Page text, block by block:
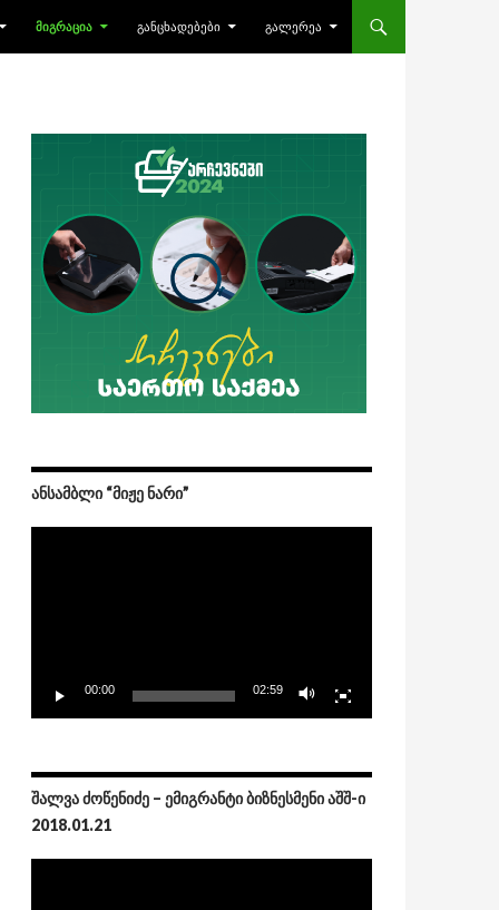
ᲛᲘᲒᲠᲐᲪᲘᲐ ᲒᲐᲜᲪᲮᲐᲓᲔᲑᲔᲑᲘ ᲒᲐᲚᲔᲠᲔᲐ
ᲐᲜᲡᲐᲛᲑᲚᲘ “ᲛᲘᲟᲔ ᲜᲐᲠᲘ”
00:00 02:59
ᲨᲐᲚᲕᲐ ᲫᲝᲬᲔᲜᲘᲫᲔ – ᲔᲛᲘᲒᲠᲐᲜᲢᲘ ᲑᲘᲖᲜᲔᲡᲛᲔᲜᲘ ᲐᲨᲨ-Ი
2018.01.21